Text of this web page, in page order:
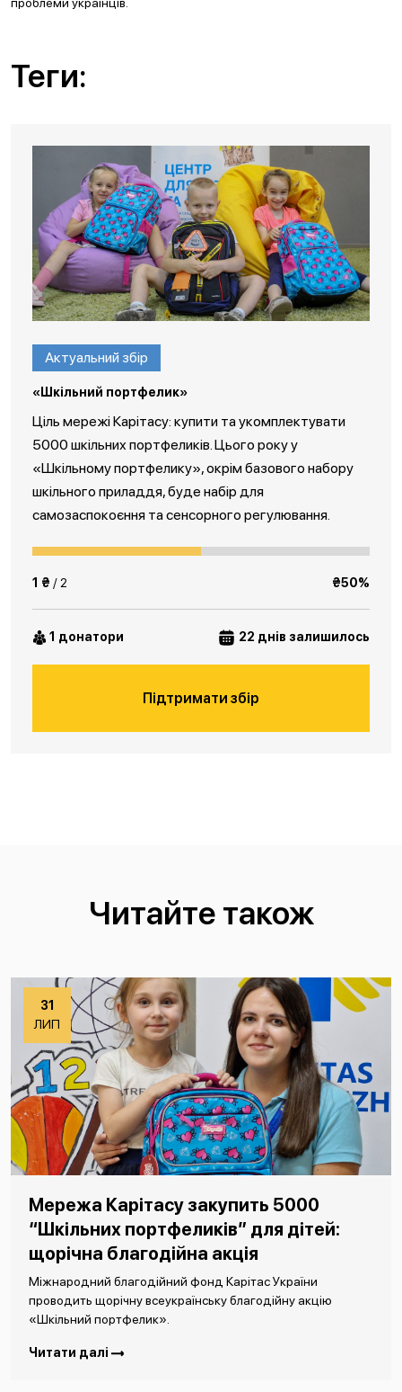
Теги:
Актуальний збір
«Шкільний портфелик»
Ціль мережі Карітасу: купити та укомплектувати
5000 шкільних портфеликів. Цього року у
«Шкільному портфелику», окрім базового набору
шкільного приладдя, буде набір для
самозаспокоєння та сенсорного регулювання.
1 ₴ / 2 ₴50%
1 донатори 22 днів залишилось
Підтримати збір
Читайте також
31
ЛИП
Мережа Карітасу закупить 5000
“Шкільних портфеликів” для дітей:
щорічна благодійна акція
Міжнародний благодійний фонд Карітас України
проводить щорічну всеукраїнську благодійну акцію
«Шкільний портфелик».
Читати далі